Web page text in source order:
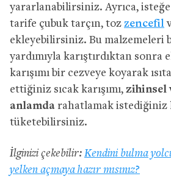
yararlanabilirsiniz. Ayrıca, isteğe
tarife çubuk tarçın, toz zencefil
ekleyebilirsiniz. Bu malzemeleri
yardımıyla karıştırdıktan sonra
karışımı bir cezveye koyarak
ettiğiniz sıcak karışımı, zihinsel
anlamda rahatlamak istediğiniz
tüketebilirsiniz.
İlginizi çekebilir: Kendini bulma
yelken açmaya hazır mısınız?